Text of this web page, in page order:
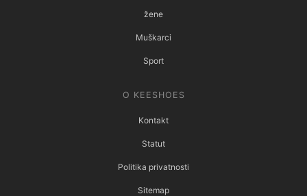
žene
Muškarci
Sport
O KEESHOES
Kontakt
Statut
Politika privatnosti
Sitemap